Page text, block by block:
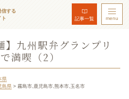
信する
ト
記事一覧 menu
】九州駅弁グランプリ
満喫（2）
県
島県 > 霧島市,鹿児島市,熊本市,玉名市